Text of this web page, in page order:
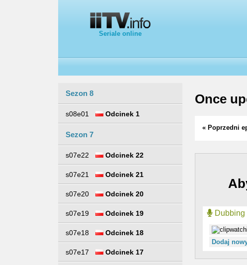
Seriale online
Sezon 8
s08e01 Odcinek 1
Sezon 7
s07e22 Odcinek 22
s07e21 Odcinek 21
s07e20 Odcinek 20
s07e19 Odcinek 19
s07e18 Odcinek 18
s07e17 Odcinek 17
Once
« Poprzedni
Dubbing
Dodaj